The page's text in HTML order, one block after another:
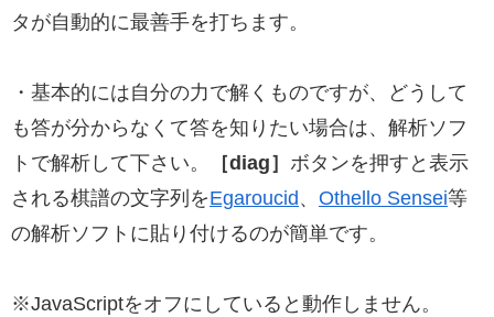
タが自動的に最善手を打ちます。
・基本的には自分の力で解くものですが、どうして
も答が分からなくて答を知りたい場合は、解析ソフ
トで解析して下さい。
［diag］ ボタンを押すと表示
される棋譜の文字列をEgaroucid、 Othello Sensei等
の解析ソフトに貼り付けるのが簡単です。
※JavaScriptをオフにしていると動作しません。